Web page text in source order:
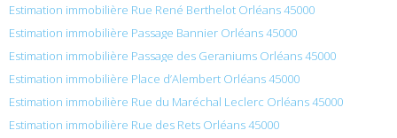
Estimation immobilière Rue René Berthelot Orléans 45000
Estimation immobilière Passage Bannier Orléans 45000
Estimation immobilière Passage des Geraniums Orléans 45000
Estimation immobilière Place d’Alembert Orléans 45000
Estimation immobilière Rue du Maréchal Leclerc Orléans 45000
Estimation immobilière Rue des Rets Orléans 45000